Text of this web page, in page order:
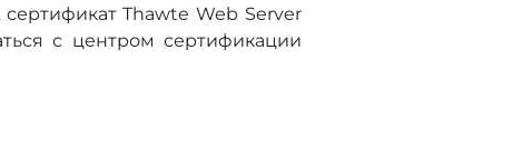
Thawte Web Server
с центром сертификации